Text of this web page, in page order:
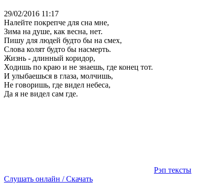
29/02/2016 11:17
Налейте покрепче для сна мне,
Зима на душе, как весна, нет.
Пишу для людей будто бы на смех,
Слова колят будто бы насмерть.
Жизнь - длинный коридор,
Ходишь по краю и не знаешь, где конец тот.
И улыбаешься в глаза, молчишь,
Не говоришь, где видел небеса,
Да я не видел сам где.
Рэп тексты
Слушать онлайн / Скачать